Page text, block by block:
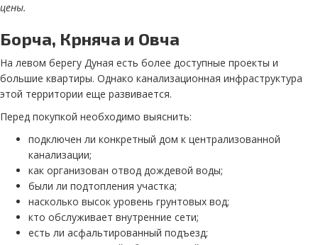
цены.
Борча, Крняча и Овча
На левом берегу Дуная есть более доступные проекты и
большие квартиры. Однако канализационная инфраструктура
этой территории еще развивается.
Перед покупкой необходимо выяснить:
подключен ли конкретный дом к централизованной
канализации;
как организован отвод дождевой воды;
были ли подтопления участка;
насколько высок уровень грунтовых вод;
кто обслуживает внутренние сети;
есть ли асфальтированный подъезд;